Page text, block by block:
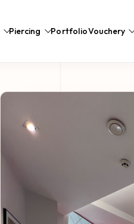
Piercing PortfolioVouchery